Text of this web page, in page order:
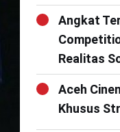
Angkat
Realitas
Aceh
Khusus